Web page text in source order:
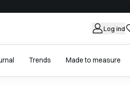
Log ind
Trends Made to measure